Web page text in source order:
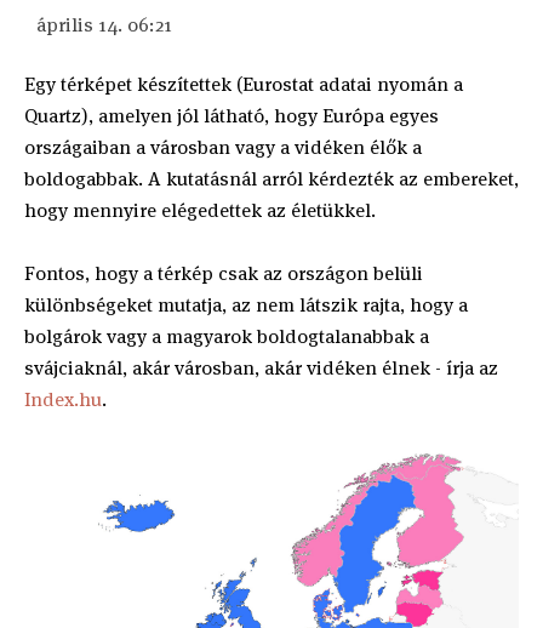
április 14. 06:21
Egy térképet készítettek (Eurostat adatai nyomán a
Quartz), amelyen jól látható, hogy Európa egyes
országaiban a városban vagy a vidéken élők a
boldogabbak. A kutatásnál arról kérdezték az embereket,
hogy mennyire elégedettek az életükkel.
Fontos, hogy a térkép csak az országon belüli
különbségeket mutatja, az nem látszik rajta, hogy a
bolgárok vagy a magyarok boldogtalanabbak a
svájciaknál, akár városban, akár vidéken élnek - írja az
Index.hu.